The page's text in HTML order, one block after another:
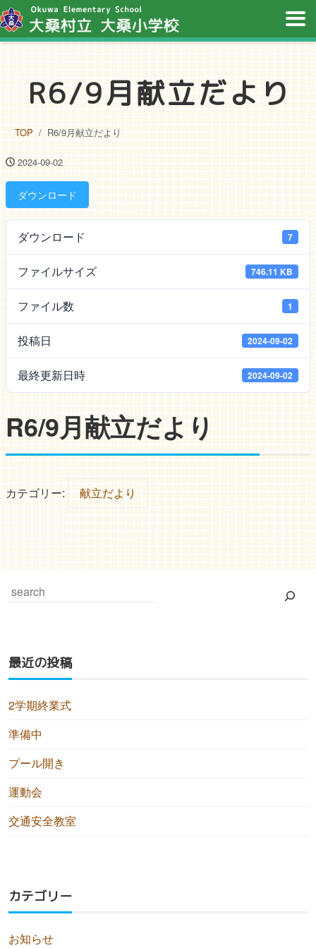
R6/9月献立だより
TOP R6/9月献立だより
2024-09-02
ダウンロード
ダウンロード 7
ファイルサイズ 746.11 KB
ファイル数 1
投稿日 2024-09-02
最終更新日時 2024-09-02
R6/9月献立だより
カテゴリー: 献立だより
最近の投稿
2学期終業式
準備中
プール開き
運動会
交通安全教室
カテゴリー
お知らせ